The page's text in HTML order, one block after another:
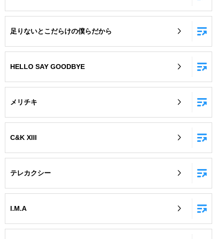
足りないとこだらけの僕らだから
HELLO SAY GOODBYE
メリチキ
C&K XIII
テレカクシー
I.M.A